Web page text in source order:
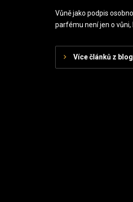
Vůně jako podpis
parfému není jen o vůni,
Více článků z